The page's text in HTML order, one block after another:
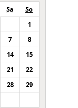
Sa
So
1
7
8
14
15
21
22
28
29